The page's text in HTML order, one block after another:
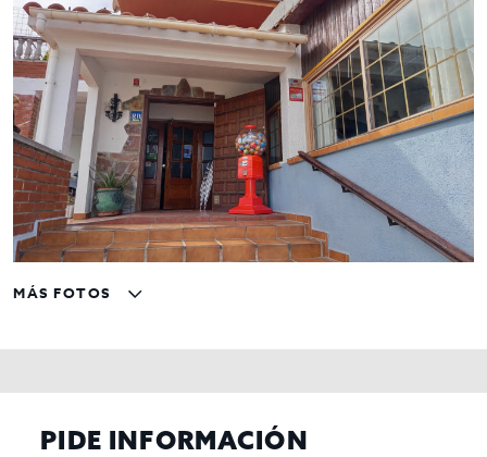
Para más información o visitas, contactar conInmo Olayaa
través de inmoolaya.com.
MÁS FOTOS
PIDE INFORMACIÓN